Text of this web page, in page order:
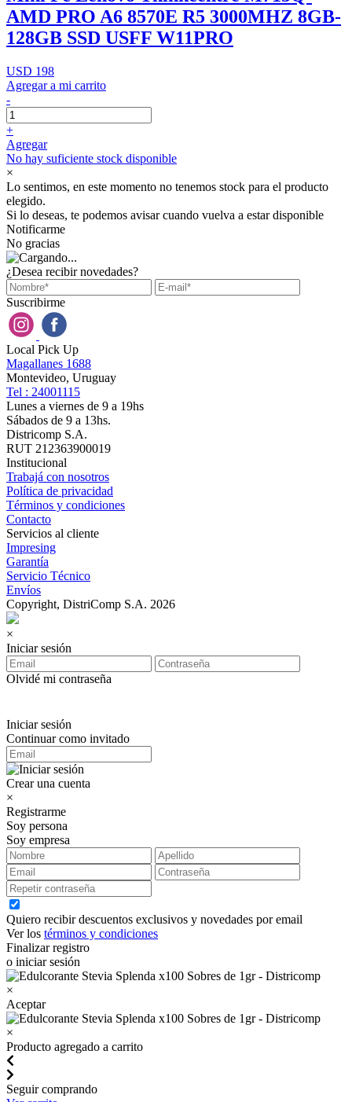
AMD PRO A6 8570E R5 3000MHZ 8GB-
128GB SSD USFF W11PRO
USD 198
Agregar a mi carrito
-
+
Agregar
No hay suficiente stock disponible
×
Lo sentimos, en este momento no tenemos stock para el producto
elegido.
Si lo deseas, te podemos avisar cuando vuelva a estar disponible
Notificarme
No gracias
¿Desea recibir novedades?
Suscribirme
Local Pick Up
Magallanes 1688
Montevideo, Uruguay
Tel : 24001115
Lunes a viernes de 9 a 19hs
Sábados de 9 a 13hs.
Districomp S.A.
RUT 212363900019
Institucional
Trabajá con nosotros
Política de privacidad
Términos y condiciones
Contacto
Servicios al cliente
Impresing
Garantía
Servicio Técnico
Envíos
Copyright, DistriComp S.A. 2026
×
Iniciar sesión
Olvidé mi contraseña
Iniciar sesión
Continuar como invitado
Crear una cuenta
×
Registrarme
Soy persona
Soy empresa
Quiero recibir descuentos exclusivos y novedades por email
Ver los términos y condiciones
Finalizar registro
o iniciar sesión
×
Aceptar
×
Producto agregado a carrito
Seguir comprando